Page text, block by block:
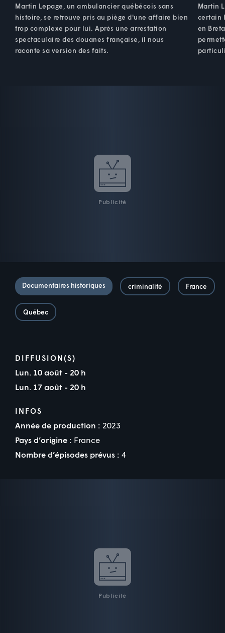
Martin Lepage, un ambulancier québécois sans
histoire, se retrouve pris au piège d'une affaire bien
trop complexe pour lui. Après une arrestation
spectaculaire des douanes française, il nous
raconte sa version des faits.
Martin
certain
en
Publicité
Documentaires historiques criminalité France
Québec
DIFFUSION(S)
Lun. 10 août - 20 h
Lun. 17 août - 20 h
INFOS
Année de production : 2023
Pays d’origine : France
Nombre d’épisodes prévus : 4
Publicité